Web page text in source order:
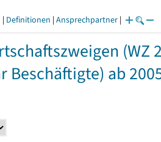
| Definitionen | Ansprechpartner |
(WZ
Beschäftigte) ab